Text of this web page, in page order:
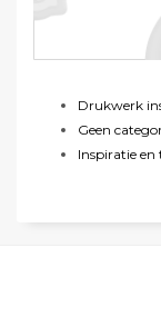
Drukwerk
Geen
Inspiratie en